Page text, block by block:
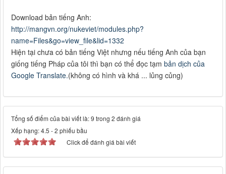
Download bản tiếng Anh:
http://mangvn.org/nukeviet/modules.php?
name=Files&go=view_file&lid=1332
Hiện tại chưa có bản tiếng Việt nhưng nếu tiếng Anh của bạn
giống tiếng Pháp của tôi thì bạn có thể đọc tạm bản dịch của
Google Translate.(không có hình và khá ... lủng củng)
Tổng số điểm của bài viết là: 9 trong 2 đánh giá
Xếp hạng:4.5 -2 phiếu bầu
Click để đánh giá bài viết